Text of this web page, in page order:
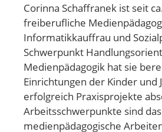
Corinna Schaffranek ist seit
freiberufliche
Informatikkauffrau und
Schwerpunkt
Medienpädagogik hat sie
Einrichtungen der Kinder und
erfolgreich Praxisprojekte
Arbeitsschwerpunkte sind das
medienpädagogische